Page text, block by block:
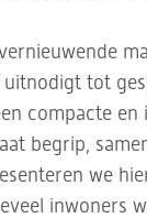
uitnodigt tot
compacte en
begrip,
we
inwoners